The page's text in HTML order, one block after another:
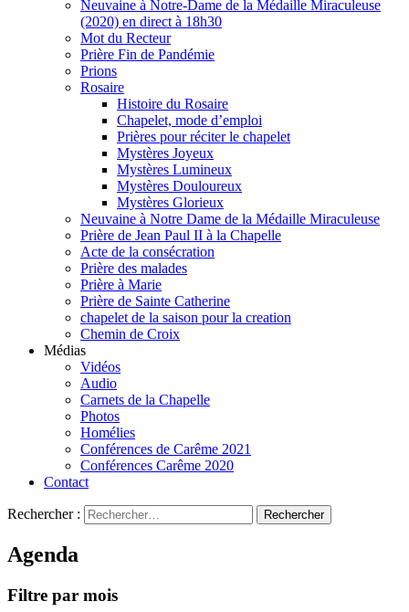
Neuvaine à Notre-Dame de la Médaille Miraculeuse
(2020) en direct à 18h30
Mot du Recteur
Prière Fin de Pandémie
Prions
Rosaire
Histoire du Rosaire
Chapelet, mode d’emploi
Prières pour réciter le chapelet
Mystères Joyeux
Mystères Lumineux
Mystères Douloureux
Mystères Glorieux
Neuvaine à Notre Dame de la Médaille Miraculeuse
Prière de Jean Paul II à la Chapelle
Acte de la consécration
Prière des malades
Prière à Marie
Prière de Sainte Catherine
chapelet de la saison pour la creation
Chemin de Croix
Médias
Vidéos
Audio
Carnets de la Chapelle
Photos
Homélies
Conférences de Carême 2021
Conférences Carême 2020
Contact
Rechercher :
Agenda
Filtre par mois